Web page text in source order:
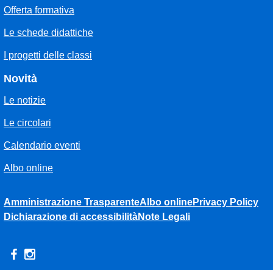
Offerta formativa
Le schede didattiche
I progetti delle classi
Novità
Le notizie
Le circolari
Calendario eventi
Albo online
Amministrazione TrasparenteAlbo onlinePrivacy Policy
Dichiarazione di accessibilitàNote Legali